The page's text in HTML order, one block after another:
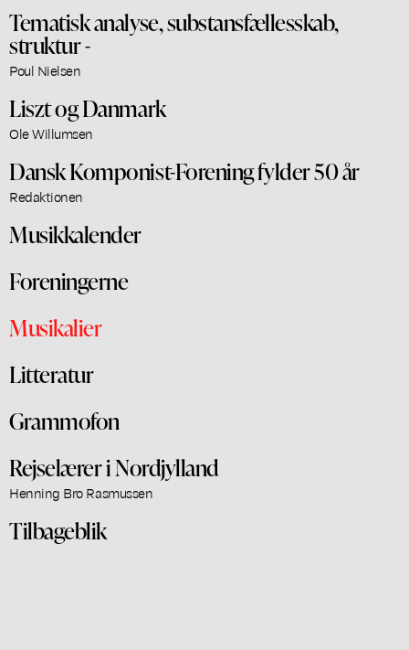
Tematisk analyse, substansfællesskab,
struktur -
Poul Nielsen
Liszt og Danmark
Ole Willumsen
Dansk Komponist-Forening fylder 50 år
Redaktionen
Musikkalender
Foreningerne
Musikalier
Litteratur
Grammofon
Rejselærer i Nordjylland
Henning Bro Rasmussen
Tilbageblik